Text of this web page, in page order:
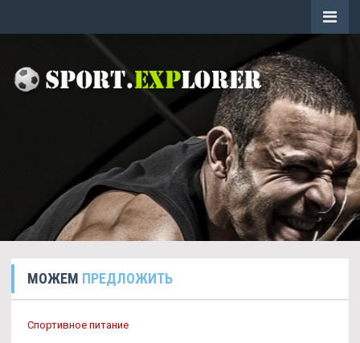
МОЖЕМ ПРЕДЛОЖИТЬ
Спортивное питание